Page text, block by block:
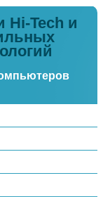
Hi-Tech и